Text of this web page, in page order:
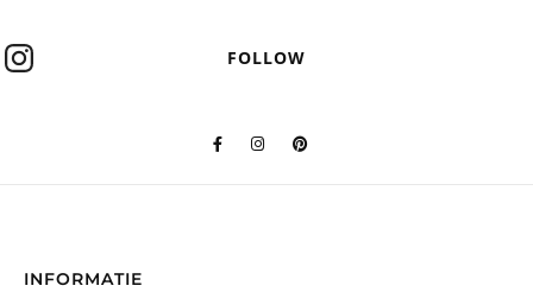
FOLLOW
INFORMATIE